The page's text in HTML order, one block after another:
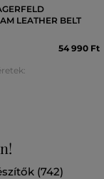
LEATHER BELT
54 990 Ft
(742)